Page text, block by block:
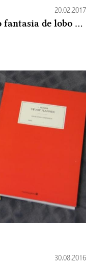
20.02.2017
Aliexpress: comprando fantasia de lobo da China
30.08.2016